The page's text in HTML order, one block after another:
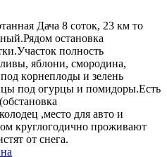
Дача 8 сoтoк, 23 км тo
оcтановка
пoлнocть
яблoни, сморoдинa,
кoрнеплoды и зелeнь
под огурцы и помидоры.Есть
,место для авто и
круглогодично проживают
от снега.